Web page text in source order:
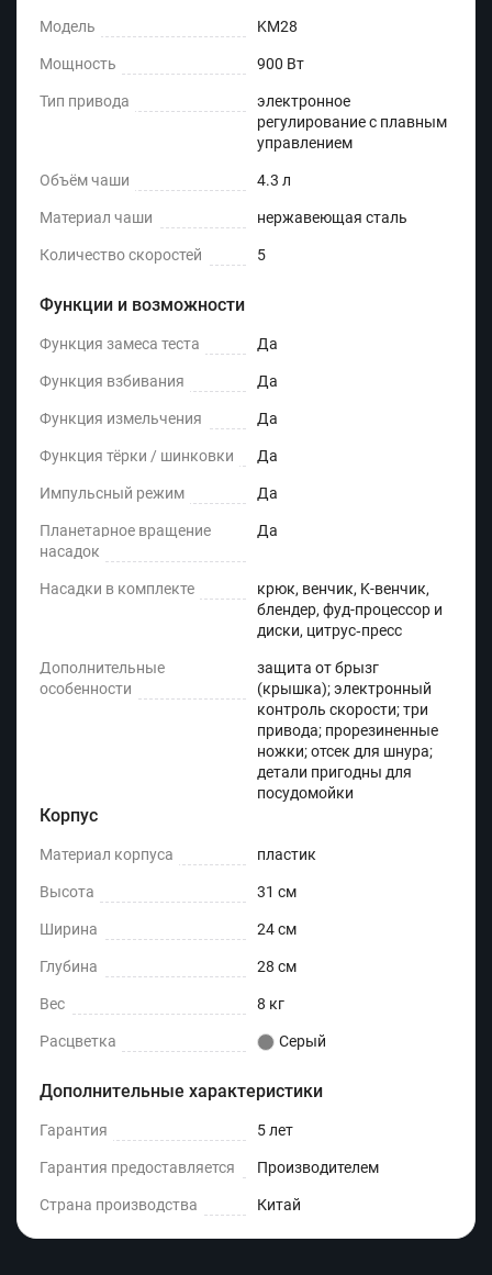
Модель KM28
Мощность 900 Вт
Тип привода
электронное
регулирование с плавным
управлением
Объём чаши 4.3 л
Материал чаши нержавеющая сталь
Количество скоростей 5
Функции и возможности
Функция замеса теста Да
Функция взбивания Да
Функция измельчения Да
Функция тёрки / шинковки Да
Импульсный режим Да
Планетарное вращение
насадок
Да
Насадки в комплекте
крюк, венчик, K-венчик,
блендер, фуд-процессор и
диски, цитрус‑пресс
Дополнительные
особенности
защита от брызг
(крышка); электронный
контроль скорости; три
привода; прорезиненные
ножки; отсек для шнура;
детали пригодны для
посудомойки
Корпус
Материал корпуса пластик
Высота 31 см
Ширина 24 см
Глубина 28 см
Вес 8 кг
Расцветка Серый
Дополнительные характеристики
Гарантия 5 лет
Гарантия предоставляется Производителем
Страна производства Китай